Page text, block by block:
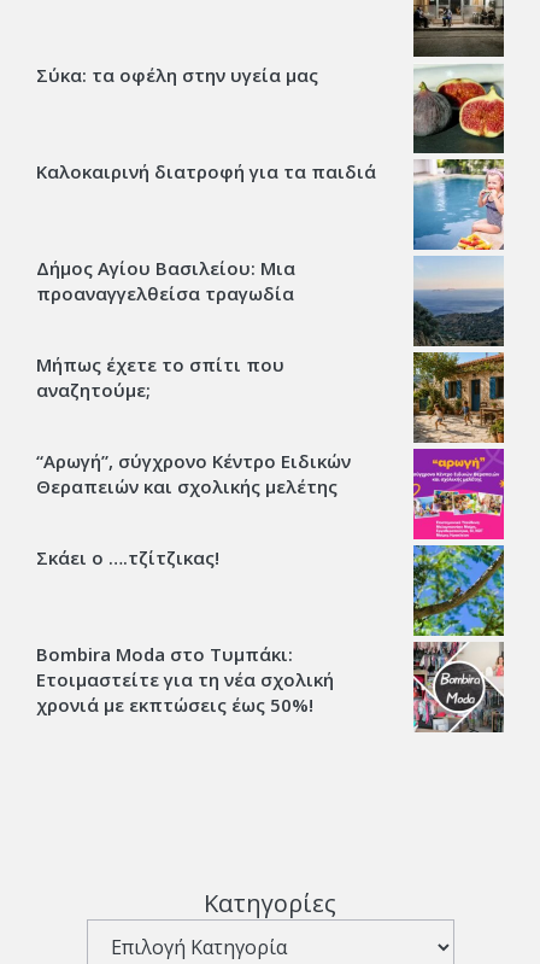
Σύκα: τα οφέλη στην υγεία μας
Καλοκαιρινή διατροφή για τα παιδιά
Δήμος Αγίου Βασιλείου: Μια
προαναγγελθείσα τραγωδία
Μήπως έχετε το σπίτι που
αναζητούμε;
“Αρωγή”, σύγχρονο Κέντρο Ειδικών
Θεραπειών και σχολικής μελέτης
Σκάει ο ….τζίτζικας!
Bombira Moda στο Τυμπάκι:
Ετοιμαστείτε για τη νέα σχολική
χρονιά με εκπτώσεις έως 50%!
Κατηγορίες